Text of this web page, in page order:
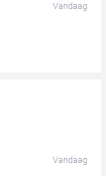
Vandaag
Vandaag